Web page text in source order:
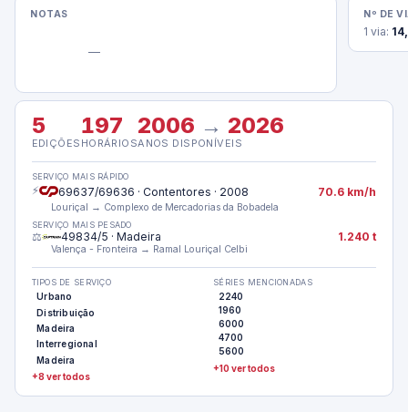
NOTAS Nº DE
1 via:
5
EDIÇÕES
197
HORÁRIOS
2006 → 2026
ANOS DISPONÍVEIS
SERVIÇO MAIS RÁPIDO
⚡ 69637/69636 · Contentores · 2008 70.6 km/h
Louriçal → Complexo de Mercadorias da Bobadela
SERVIÇO MAIS PESADO
⚖️ 49834/5 · Madeira 1.240 t
Valença - Fronteira → Ramal Louriçal Celbi
TIPOS DE SERVIÇO
Urbano
Distribuição
Madeira
Interregional
Madeira
+8 ver todos
SÉRIES MENCIONADAS
2240
1960
6000
4700
5600
+10 ver todos